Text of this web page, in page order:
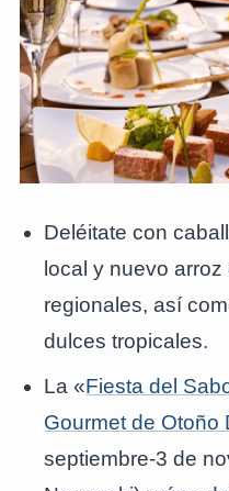
Deléitate con
local y nuevo
regionales, así
dulces tropicales.
La «Fiesta del
Gourmet de Otoño
septiembre-3 de